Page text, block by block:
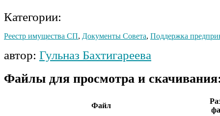
Категории:
Реестр имущества СП, Документы Совета, Поддержка
автор: Гульназ Бахтигареева
Файлы для просмотра и
Файл